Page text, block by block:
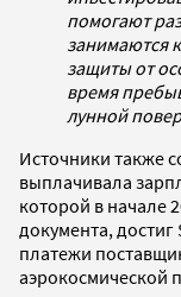
помогают
занимаются
защиты от
время
лунной
Источники также
выплачивала
которой в начале
документа,
платежи
аэрокосмической